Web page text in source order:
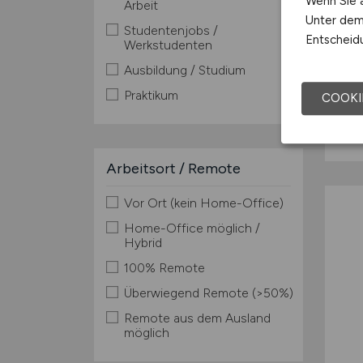
Arbeit
Studentenjobs /
Werkstudenten
Ausbildung / Studium
Praktikum
Arbeitsort / Remote
Vor Ort (kein Home-Office)
Home-Office möglich /
Hybrid
100% Remote
Überwiegend Remote (>50%)
Remote aus dem Ausland
möglich
Unter